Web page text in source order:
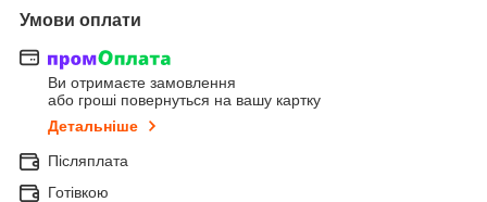
Умови оплати
Ви отримаєте замовлення
або гроші повернуться на вашу картку
Детальніше
Післяплата
Готівкою